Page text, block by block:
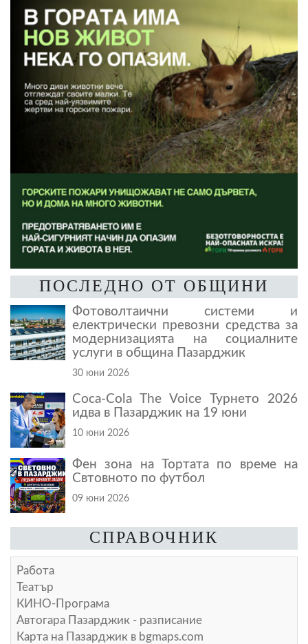
ПОСЛЕДНО ОТ ОБЩИНИ
Фотоволтаични системи и
електрически превозни средства за
модернизацията на социалните
услуги в община Пазарджик
30 юни 2026
Coca-Cola The Voice Турнето 2026
идва в Пазарджик на 19 юни
10 юни 2026
Фен зона на Тортата по време на
Свтовното по футбол
09 юни 2026
СПРАВОЧНИК
Работа
Театър
КИНО-Програма
Автогара Пазарджик - разписание
Карта на Пазарджик в bgmaps.com